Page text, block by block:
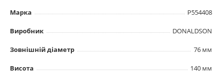
Марка P554408
Виробник DONALDSON
Зовнішній діаметр 76 мм
Висота 140 мм